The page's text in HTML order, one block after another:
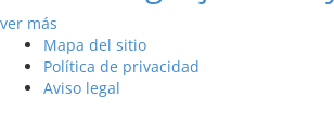
ver más
Mapa del sitio
Política de privacidad
Aviso legal